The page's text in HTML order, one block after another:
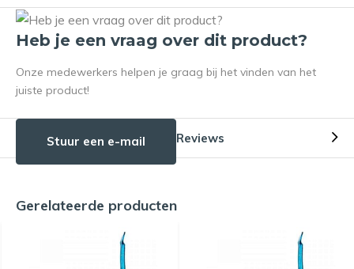
Heb je een vraag over dit product?
Onze medewerkers helpen je graag bij het vinden van het
juiste product!
Stuur een e-mail Reviews
Gerelateerde producten